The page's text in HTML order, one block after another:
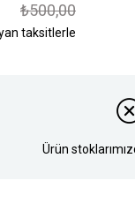
₺500,00
taksitlerle
Ürün